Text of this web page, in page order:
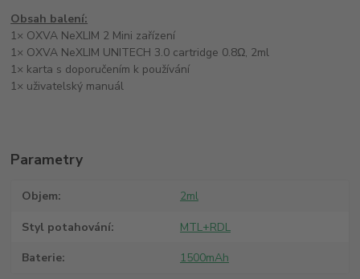
Obsah balení:
1× OXVA NeXLIM 2 Mini zařízení
1× OXVA NeXLIM UNITECH 3.0 cartridge 0.8Ω, 2ml
1× karta s doporučením k používání
1× uživatelský manuál
Parametry
Objem 2ml
Styl potahování MTL+RDL
Baterie 1500mAh